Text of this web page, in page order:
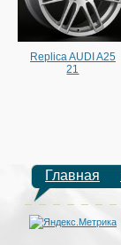
Replica AUDI A25
21
Главная